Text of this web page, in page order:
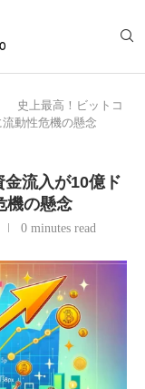
史上最高！ビットコ
動性危機の懸念
流入が10億ド
機の懸念
0 minutes read